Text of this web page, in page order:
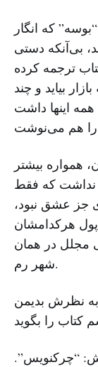
که انگار
بی‌آنکه دستی
ترجمه کرده
بیاید و چند
اینها داشت
همواره بیشتر
نداشت که فقط
جز عشق نبود،
هرکدامشان
مجلل در همان
شهر رم.
نظرش بدیمن
“چرکنویس”.